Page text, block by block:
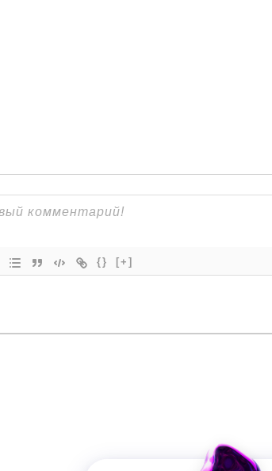
{} [+]